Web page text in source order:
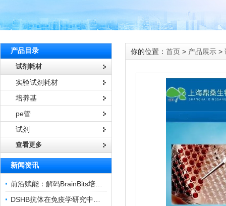
产品目录
试剂耗材
实验试剂耗材
培养基
pe管
试剂
查看更多
新闻资讯
你的位置： 首页 > 产品展示 >